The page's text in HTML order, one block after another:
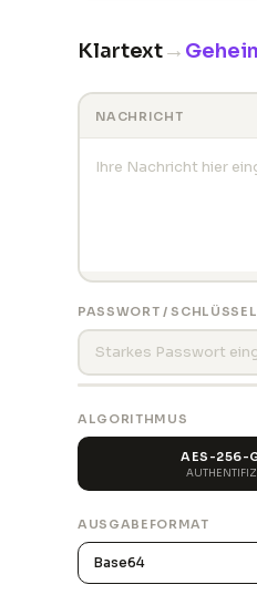
Klartext→
NACHRICHT
PASSWORT / SCHLÜSSEL
ALGORITHMUS
AES-256-
AUSGABEFORMAT
Base64